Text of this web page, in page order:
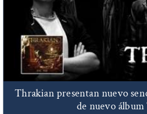
Thrakian presentan nuevo
de nuevo